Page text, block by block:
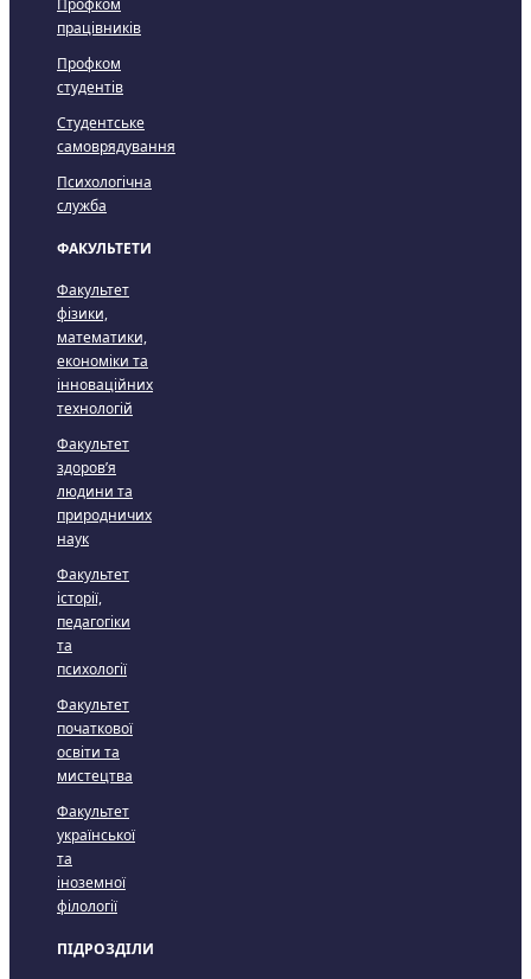
Профком
працівників
Профком
студентів
Студентське
самоврядування
Психологічна
служба
ФАКУЛЬТЕТИ
Факультет
фізики,
математики,
економіки та
інноваційних
технологій
Факультет
здоров’я
людини та
природничих
наук
Факультет
історії,
педагогіки
та
психології
Факультет
початкової
освіти та
мистецтва
Факультет
української
та
іноземної
філології
ПІДРОЗДІЛИ